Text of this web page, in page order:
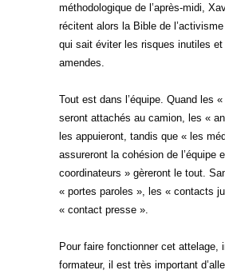
méthodologique de l’après-midi,
récitent alors la Bible de
qui sait éviter les risques inutiles
amendes.
Tout est dans l’équipe. Quand les
seront attachés au camion, les «
les appuieront, tandis que « les
assureront la cohésion de l’équipe
coordinateurs » gèreront le tout.
« portes paroles », les « contacts
« contact presse ».
Pour faire fonctionner cet attelage,
formateur, il est très important